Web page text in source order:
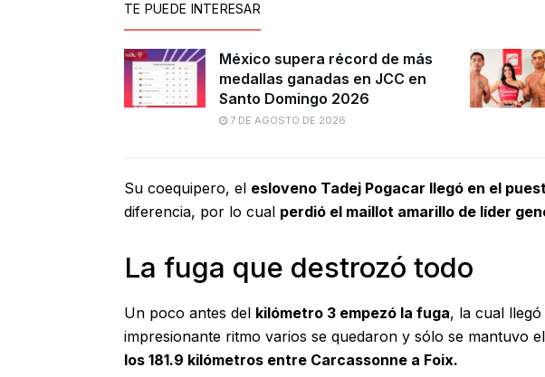
TE PUEDE INTERESAR
México supera récord de más
medallas ganadas en JCC en
Santo Domingo 2026
7 DE AGOSTO DE 2026
Su coequipero, el esloveno Tadej Pogacar llegó en el
diferencia, por lo cual perdió el maillot amarillo de líder
La fuga que destrozó todo
Un poco antes del kilómetro 3 empezó la fuga, la cual
impresionante ritmo varios se quedaron y sólo se mantuvo el
los 181.9 kilómetros entre Carcassonne a Foix.